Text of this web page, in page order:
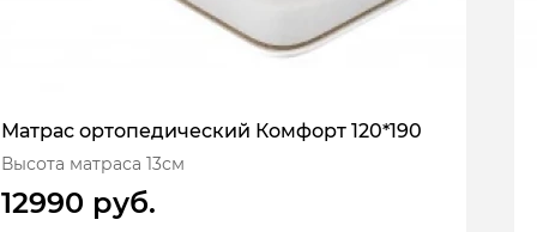
Матрас ортопедический Комфорт 120*190
Высота матраса 13см
12990 руб.